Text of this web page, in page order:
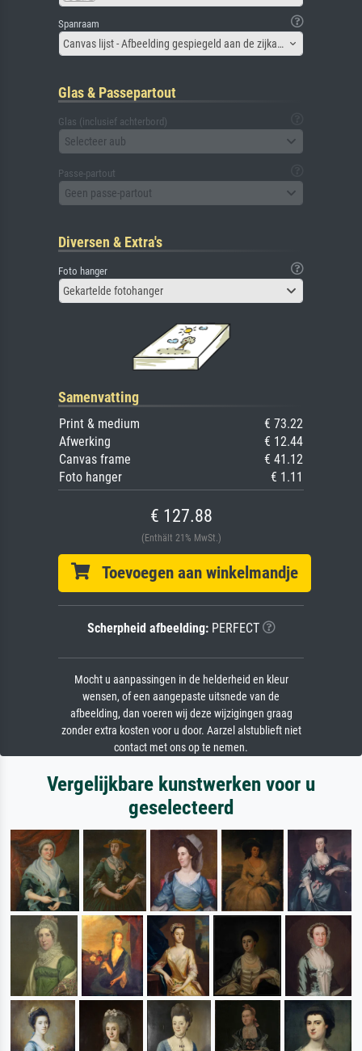
Spanraam
Canvas lijst - Afbeelding gespiegeld aan de zijkant
Glas & Passepartout
Glas (inclusief achterbord)
Selecteer aub
Passe-partout
Geen passe-partout
Diversen & Extra's
Foto hanger
Gekartelde fotohanger
Samenvatting
Print & medium
€ 73.22
Afwerking
€ 12.44
Canvas frame
€ 41.12
Foto hanger
€ 1.11
€ 127.88
(Enthält 21% MwSt.)
Toevoegen aan winkelmandje
Scherpheid afbeelding:PERFECT
Mocht u aanpassingen in de helderheid en kleur
wensen, of een aangepaste uitsnede van de
afbeelding, dan voeren wij deze wijzigingen graag
zonder extra kosten voor u door. Aarzel alstublieft niet
contact met ons op te nemen.
Vergelijkbare kunstwerken voor u
geselecteerd